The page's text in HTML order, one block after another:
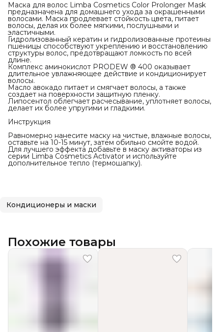
Маска для волос Limba Cosmetics Color Prolonger Mask
предназначена для домашнего ухода за окрашенными
волосами. Маска продлевает стойкость цвета, питает
волосы, делая их более мягкими, послушными и
эластичными.
Гидролизованный кератин и гидролизованные протеины
пшеницы способствуют укреплению и восстановлению
структуры волос, предотвращают ломкость по всей
длине.
Комплекс аминокислот PRODEW ® 400 оказывает
длительное увлажняющее действие и кондиционирует
волосы.
Масло авокадо питает и смягчает волосы, а также
создает на поверхности защитную пленку.
Липосентол облегчает расчесывание, уплотняет волосы,
делает их более упругими и гладкими.
Инструкция
Равномерно нанесите маску на чистые, влажные волосы,
оставьте на 10-15 минут, затем обильно смойте водой.
Для лучшего эффекта добавьте в маску активаторы из
серии Limba Cosmetics Activator и используйте
дополнительное тепло (термошапку).
Кондиционеры и маски
Похожие товары